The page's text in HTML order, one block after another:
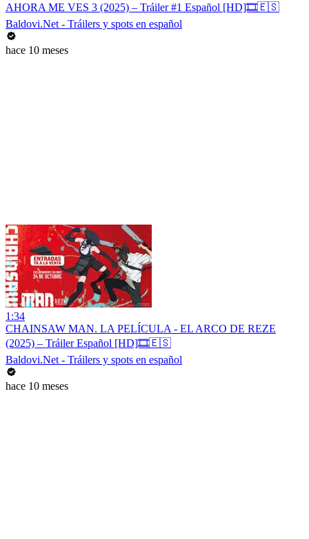
AHORA ME VES 3 (2025) – Tráiler #1 Español [HD]🎞️🇪🇸
Baldovi.Net - Tráilers y spots en español
hace 10 meses
1:34
CHAINSAW MAN. LA PELÍCULA - EL ARCO DE REZE
(2025) – Tráiler Español [HD]🎞️🇪🇸
Baldovi.Net - Tráilers y spots en español
hace 10 meses